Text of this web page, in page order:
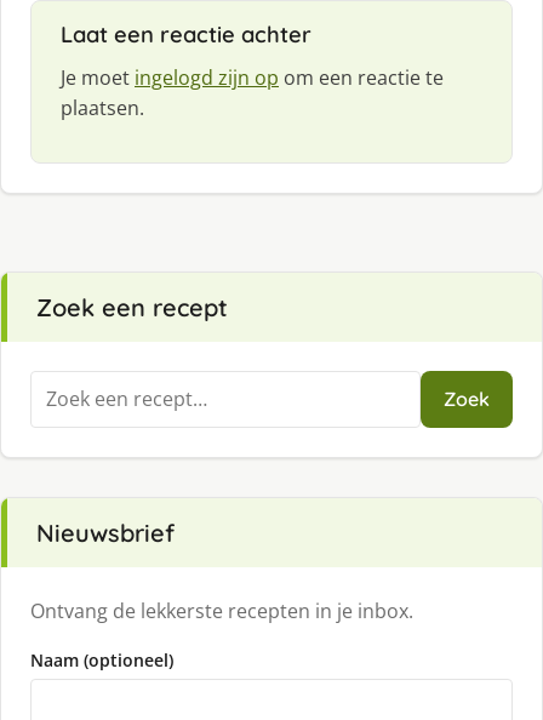
:
Laat een reactie achter
Je moet ingelogd zijn op om een reactie te
plaatsen.
Zoek een recept
Zoeken
naar:
Zoek
Nieuwsbrief
Ontvang de lekkerste recepten in je inbox.
Naam (optioneel)